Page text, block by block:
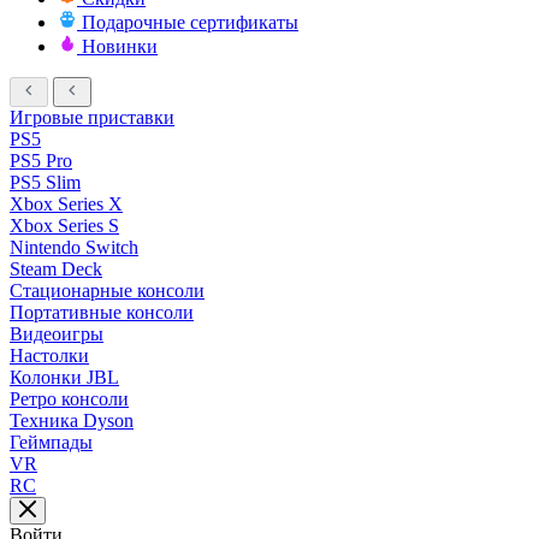
Подарочные сертификаты
Новинки
Игровые приставки
PS5
PS5 Pro
PS5 Slim
Xbox Series X
Xbox Series S
Nintendo Switch
Steam Deck
Стационарные консоли
Портативные консоли
Видеоигры
Настолки
Колонки JBL
Ретро консоли
Техника Dyson
Геймпады
VR
RC
Войти